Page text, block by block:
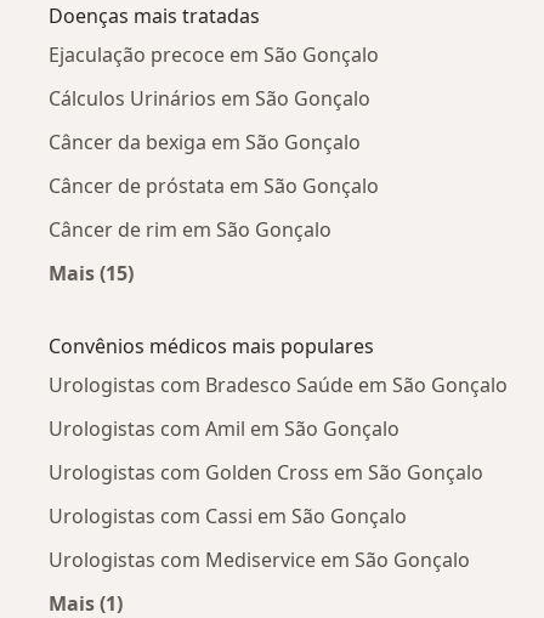
Doenças mais tratadas
Ejaculação precoce em São Gonçalo
Cálculos Urinários em São Gonçalo
Câncer da bexiga em São Gonçalo
Câncer de próstata em São Gonçalo
Câncer de rim em São Gonçalo
Mais (15)
Convênios médicos mais populares
Urologistas com Bradesco Saúde em São Gonçalo
Urologistas com Amil em São Gonçalo
Urologistas com Golden Cross em São Gonçalo
Urologistas com Cassi em São Gonçalo
Urologistas com Mediservice em São Gonçalo
Mais (1)